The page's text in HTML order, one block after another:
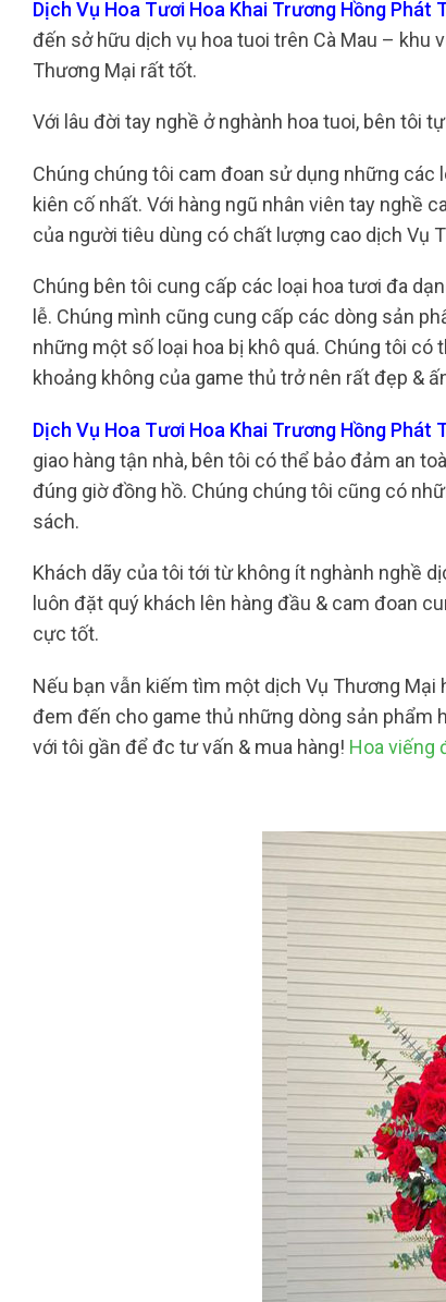
Dịch Vụ Hoa Tươi Hoa Khai Trương Hồng Phát
đến sở hữu dịch vụ hoa tuoi trên Cà Mau –
Thương Mại rất tốt.
Với lâu đời tay nghề ở nghành hoa tuoi, bên tôi
Chúng chúng tôi cam đoan sử dụng những các
kiên cố nhất. Với hàng ngũ nhân viên tay nghề
của người tiêu dùng có chất lượng cao dịch Vụ
Chúng bên tôi cung cấp các loại hoa tươi đa
lễ. Chúng mình cũng cung cấp các dòng sản
những một số loại hoa bị khô quá. Chúng tôi
khoảng không của game thủ trở nên rất đẹp &
Dịch Vụ Hoa Tươi Hoa Khai Trương Hồng Phát
giao hàng tận nhà, bên tôi có thể bảo đảm an
đúng giờ đồng hồ. Chúng chúng tôi cũng có
sách.
Khách dãy của tôi tới từ không ít nghành nghề
luôn đặt quý khách lên hàng đầu & cam đoan
cực tốt.
Nếu bạn vẫn kiếm tìm một dịch Vụ Thương
đem đến cho game thủ những dòng sản phẩm
với tôi gần để đc tư vấn & mua hàng! Hoa viếng